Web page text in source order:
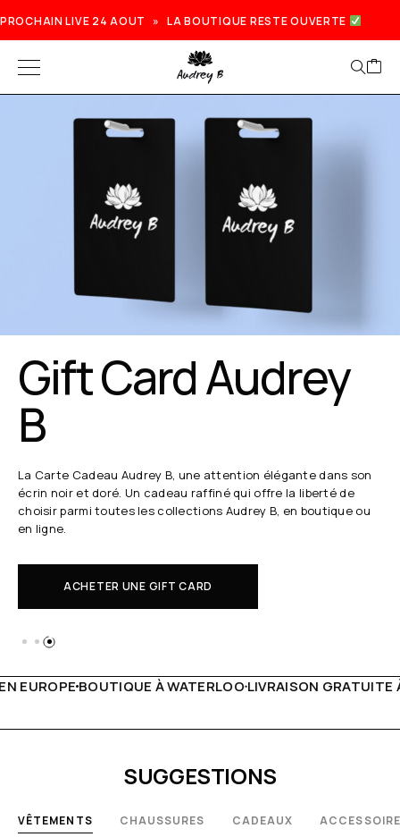
PROCHAIN LIVE 24 AOUT » LA BOUTIQUE RESTE OUVERTE
Gift Card Audrey
B
La Carte Cadeau Audrey B, une attention élégante dans son
écrin noir et doré. Un cadeau raffiné qui offre la liberté de
choisir parmi toutes les collections Audrey B, en boutique ou
en ligne.
ACHETER UNE GIFT CARD
LIVRAISON GRATUITE À PARTIR DE 150€LIVE
SUGGESTIONS
VÊTEMENTS CHAUSSURES CADEAUX